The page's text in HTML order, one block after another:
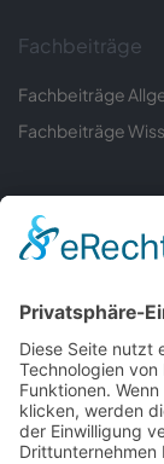
Fachbeiträge
Fachbeiträge
Fachbeiträge
Informationen